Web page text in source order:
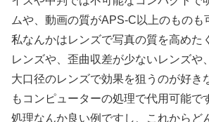
ムや、動画の質がAPS-C以上のものも
私なんかはレンズで写真の質を高めた
レンズや、歪曲収差が少ないレンズや
大口径のレンズで効果を狙うのが好き
もコンピューターの処理で代用可能で
処理なんか良い例ですし、これからど